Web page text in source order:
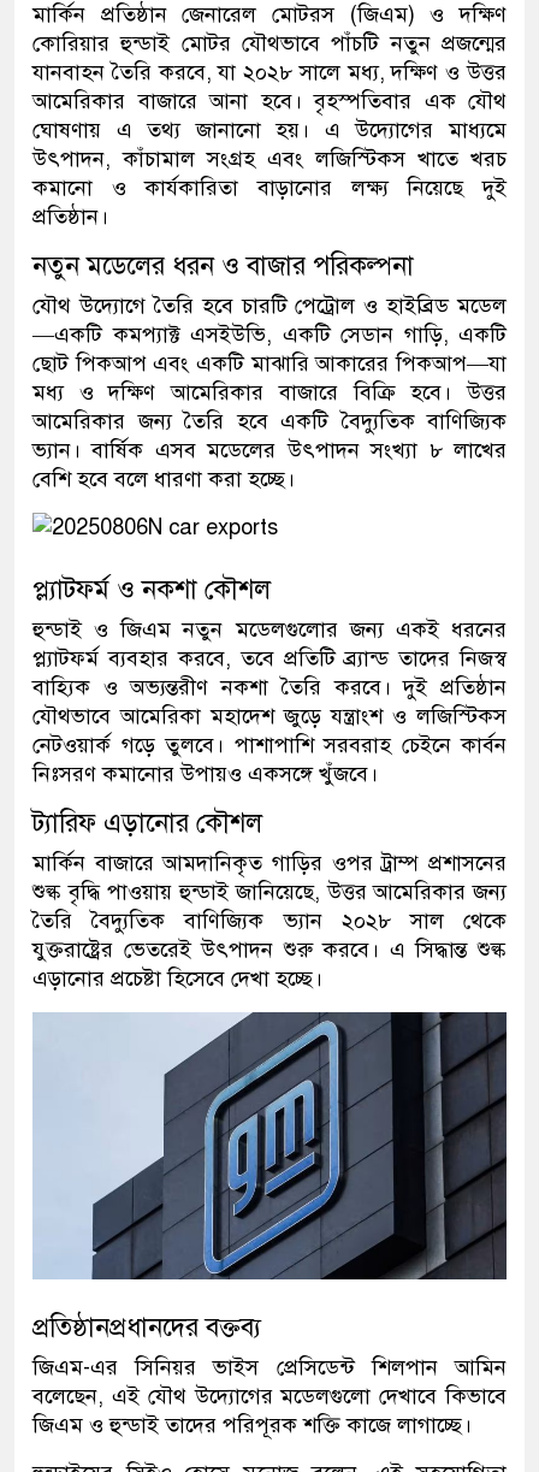
মার্কিন প্রতিষ্ঠান জেনারেল মোটরস (জিএম) ও দক্ষিণ
কোরিয়ার হুন্ডাই মোটর যৌথভাবে পাঁচটি নতুন প্রজন্মের
যানবাহন তৈরি করবে,যা ২০২৮ সালে মধ্য,দক্ষিণ ও উত্তর
আমেরিকার বাজারে আনা হবে। বৃহস্পতিবার এক যৌথ
ঘোষণায় এ তথ্য জানানো হয়। এ উদ্যোগের মাধ্যমে
উৎপাদন,কাঁচামাল সংগ্রহ এবং লজিস্টিকস খাতে খরচ
কমানো ও কার্যকারিতা বাড়ানোর লক্ষ্য নিয়েছে দুই
প্রতিষ্ঠান।
নতুন মডেলের ধরন ও বাজার পরিকল্পনা
যৌথ উদ্যোগে তৈরি হবে চারটি পেট্রোল ও হাইব্রিড মডেল
—একটি কমপ্যাক্ট এসইউভি, একটি সেডান গাড়ি, একটি
ছোট পিকআপ এবং একটি মাঝারি আকারের পিকআপ—যা
মধ্য ও দক্ষিণ আমেরিকার বাজারে বিক্রি হবে। উত্তর
আমেরিকার জন্য তৈরি হবে একটি বৈদ্যুতিক বাণিজ্যিক
ভ্যান। বার্ষিক এসব মডেলের উৎপাদন সংখ্যা ৮ লাখের
বেশি হবে বলে ধারণা করা হচ্ছে।
প্ল্যাটফর্ম ও নকশা কৌশল
হুন্ডাই ও জিএম নতুন মডেলগুলোর জন্য একই ধরনের
প্ল্যাটফর্ম ব্যবহার করবে,তবে প্রতিটি ব্র্যান্ড তাদের নিজস্ব
বাহ্যিক ও অভ্যন্তরীণ নকশা তৈরি করবে। দুই প্রতিষ্ঠান
যৌথভাবে আমেরিকা মহাদেশ জুড়ে যন্ত্রাংশ ও লজিস্টিকস
নেটওয়ার্ক গড়ে তুলবে। পাশাপাশি সরবরাহ চেইনে কার্বন
নিঃসরণ কমানোর উপায়ও একসঙ্গে খুঁজবে।
ট্যারিফ এড়ানোর কৌশল
মার্কিন বাজারে আমদানিকৃত গাড়ির ওপর ট্রাম্প প্রশাসনের
শুল্ক বৃদ্ধি পাওয়ায় হুন্ডাই জানিয়েছে,উত্তর আমেরিকার জন্য
তৈরি বৈদ্যুতিক বাণিজ্যিক ভ্যান ২০২৮ সাল থেকে
যুক্তরাষ্ট্রের ভেতরেই উৎপাদন শুরু করবে। এ সিদ্ধান্ত শুল্ক
এড়ানোর প্রচেষ্টা হিসেবে দেখা হচ্ছে।
প্রতিষ্ঠানপ্রধানদের বক্তব্য
জিএম-এর সিনিয়র ভাইস প্রেসিডেন্ট শিলপান আমিন
বলেছেন, এই যৌথ উদ্যোগের মডেলগুলো দেখাবে কিভাবে
জিএম ও হুন্ডাই তাদের পরিপূরক শক্তি কাজে লাগাচ্ছে।